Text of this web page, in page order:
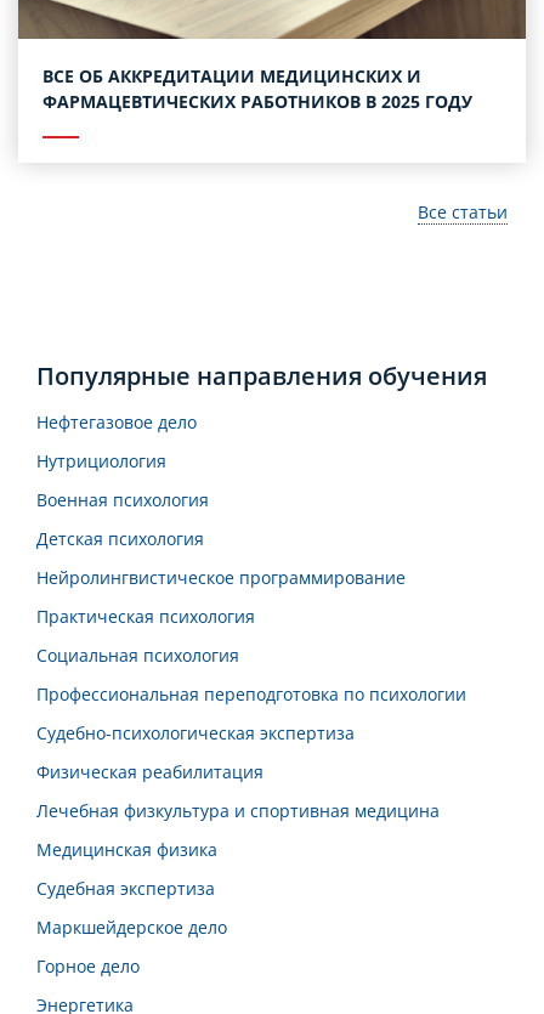
ВСЕ ОБ АККРЕДИТАЦИИ МЕДИЦИНСКИХ И
ФАРМАЦЕВТИЧЕСКИХ РАБОТНИКОВ В 2025 ГОДУ
Все статьи
Популярные направления обучения
Нефтегазовое дело
Нутрициология
Военная психология
Детская психология
Нейролингвистическое программирование
Практическая психология
Социальная психология
Профессиональная переподготовка по психологии
Судебно-психологическая экспертиза
Физическая реабилитация
Лечебная физкультура и спортивная медицина
Медицинская физика
Судебная экспертиза
Маркшейдерское дело
Горное дело
Энергетика